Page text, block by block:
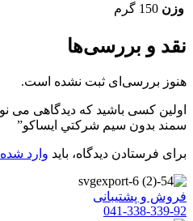
وزن 150 گرم
نقد و بررسی‌ها
هنوز بررسی‌ای ثبت نشده است.
سمند بدون سيم شرکتي ایساکو”
برای فرستادن دیدگاه، باید وارد شده
فروش و پشتیبانی
041-338-339-92